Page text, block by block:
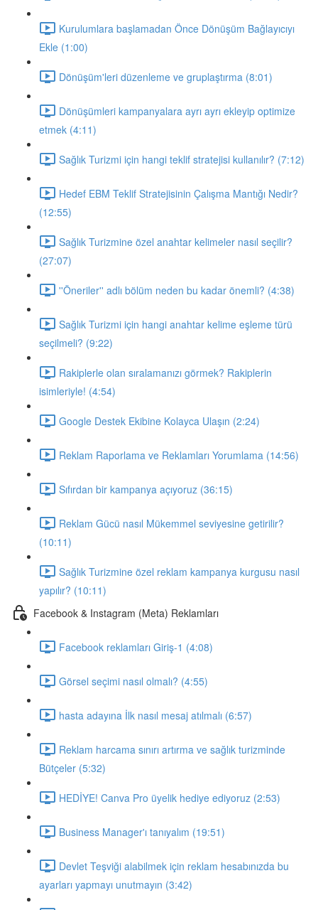
Kurulumlara başlamadan Önce Dönüşüm Bağlayıcıyı
Ekle (1:00)
Dönüşüm'leri düzenleme ve gruplaştırma (8:01)
Dönüşümleri kampanyalara ayrı ayrı ekleyip optimize
etmek (4:11)
Sağlık Turizmi için hangi teklif stratejisi kullanılır? (7:12)
Hedef EBM Teklif Stratejisinin Çalışma Mantığı Nedir?
(12:55)
Sağlık Turizmine özel anahtar kelimeler nasıl seçilir?
(27:07)
''Öneriler'' adlı bölüm neden bu kadar önemli? (4:38)
Sağlık Turizmi için hangi anahtar kelime eşleme türü
seçilmeli? (9:22)
Rakiplerle olan sıralamanızı görmek? Rakiplerin
isimleriyle! (4:54)
Google Destek Ekibine Kolayca Ulaşın (2:24)
Reklam Raporlama ve Reklamları Yorumlama (14:56)
Sıfırdan bir kampanya açıyoruz (36:15)
Reklam Gücü nasıl Mükemmel seviyesine getirilir?
(10:11)
Sağlık Turizmine özel reklam kampanya kurgusu nasıl
yapılır? (10:11)
Facebook & Instagram (Meta) Reklamları
Facebook reklamları Giriş-1 (4:08)
Görsel seçimi nasıl olmalı? (4:55)
hasta adayına İlk nasıl mesaj atılmalı (6:57)
Reklam harcama sınırı artırma ve sağlık turizminde
Bütçeler (5:32)
HEDİYE! Canva Pro üyelik hediye ediyoruz (2:53)
Business Manager'ı tanıyalım (19:51)
Devlet Teşviği alabilmek için reklam hesabınızda bu
ayarları yapmayı unutmayın (3:42)